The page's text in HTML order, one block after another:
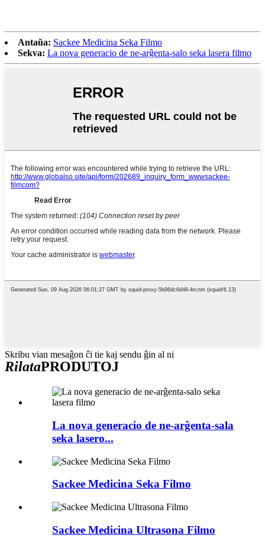
Antaŭa: Sackee Medicina Seka Filmo
Sekva: La nova generacio de ne-arĝenta-salo seka lasera filmo
Skribu vian mesaĝon ĉi tie kaj sendu ĝin al ni
RilataPRODUTOJ
La nova generacio de ne-arĝenta-sala
seka lasero...
Sackee Medicina Seka Filmo
Sackee Medicina Ultrasona Filmo